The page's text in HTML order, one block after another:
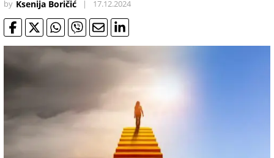
by Ksenija Boričić | 17.12.2024